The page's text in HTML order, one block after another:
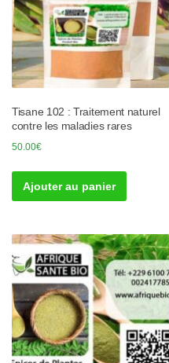
Tisane 102 : Traitement naturel
contre les maladies rares
50.00€
Ajouter au panier